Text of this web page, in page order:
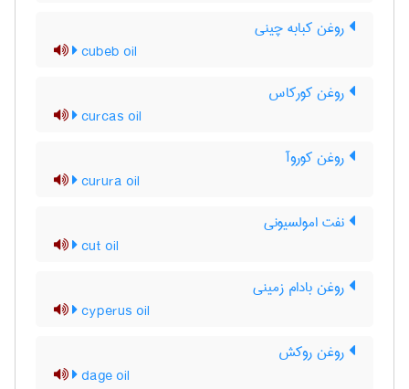
روغن کبابه چینی
cubeb oil
روغن کورکاس
curcas oil
روغن کوروآ
curura oil
نفت امولسیونی
cut oil
روغن بادام زمینی
cyperus oil
روغن روکش
dage oil